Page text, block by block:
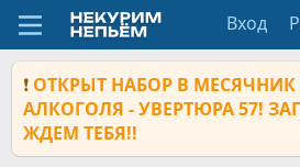
Вход
❗ ОТКРЫТ НАБОР В
АЛКОГОЛЯ - УВЕРТЮРА 57!
ЖДЕМ ТЕБЯ!!